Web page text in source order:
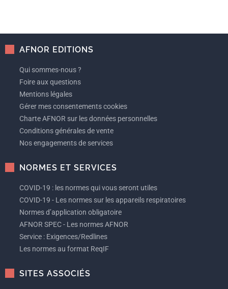
AFNOR EDITIONS
Qui sommes-nous ?
Foire aux questions
Mentions légales
Gérer mes consentements cookies
Charte AFNOR sur les données personnelles
Conditions générales de vente
Nos engagements de services
NORMES ET SERVICES
COVID-19 : les normes qui vous seront utiles
COVID-19 - Les normes sur les appareils respiratoires
Normes d’application obligatoire
AFNOR SPEC - Les normes AFNOR
Service : Exigences/Redlines
Les normes au format ReqIF
SITES ASSOCIÉS